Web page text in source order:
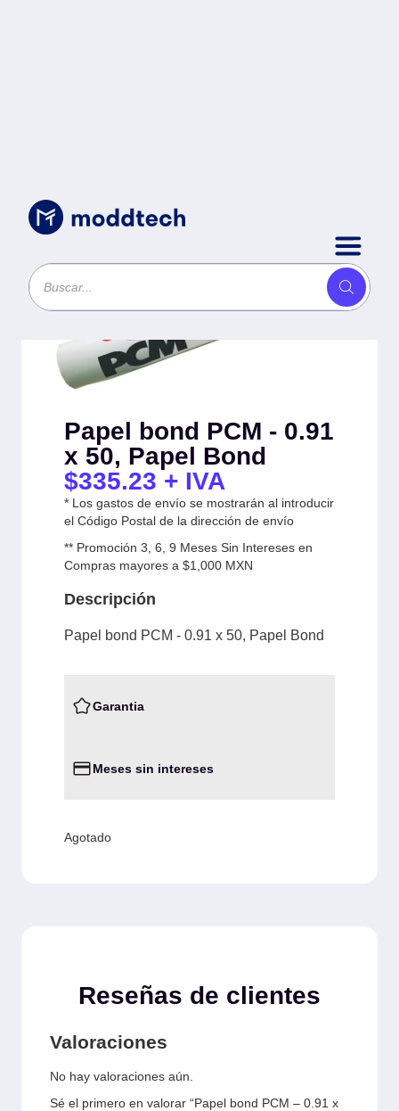
Papel bond PCM - 0.91
x 50, Papel Bond
$335.23 + IVA
* Los gastos de envío se mostrarán al introducir
el Código Postal de la dirección de envío
** Promoción 3, 6, 9 Meses Sin Intereses en
Compras mayores a $1,000 MXN
Descripción
Papel bond PCM - 0.91 x 50, Papel Bond
Garantia
Meses sin intereses
Agotado
Reseñas de clientes
Valoraciones
No hay valoraciones aún.
Sé el primero en valorar “Papel bond PCM – 0.91 x